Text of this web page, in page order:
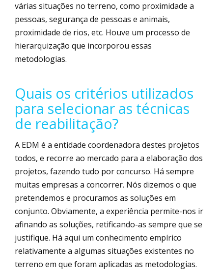
várias situações no terreno, como proximidade a
pessoas, segurança de pessoas e animais,
proximidade de rios, etc. Houve um processo de
hierarquização que incorporou essas
metodologias.
Quais os critérios utilizados
para selecionar as técnicas
de reabilitação?
A EDM é a entidade coordenadora destes projetos
todos, e recorre ao mercado para a elaboração dos
projetos, fazendo tudo por concurso. Há sempre
muitas empresas a concorrer. Nós dizemos o que
pretendemos e procuramos as soluções em
conjunto. Obviamente, a experiência permite-nos ir
afinando as soluções, retificando-as sempre que se
justifique. Há aqui um conhecimento empírico
relativamente a algumas situações existentes no
terreno em que foram aplicadas as metodologias.